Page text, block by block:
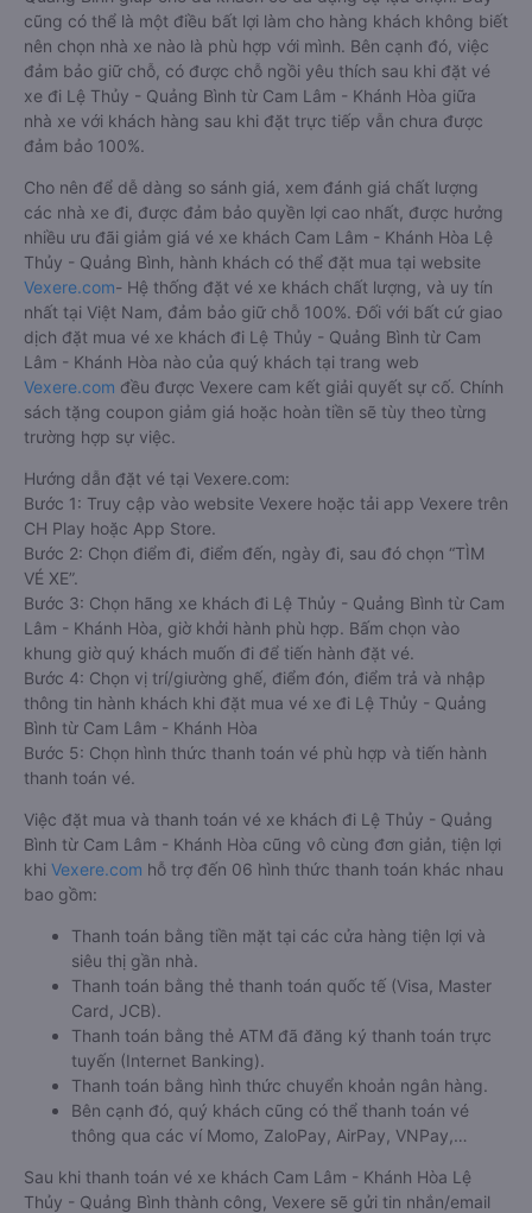
cũng có thể là một điều bất lợi làm cho hàng khách không biết
nên chọn nhà xe nào là phù hợp với mình. Bên cạnh đó, việc
đảm bảo giữ chỗ, có được chỗ ngồi yêu thích sau khi đặt vé
xe đi Lệ Thủy - Quảng Bình từ Cam Lâm - Khánh Hòa giữa
nhà xe với khách hàng sau khi đặt trực tiếp vẫn chưa được
đảm bảo 100%.
Cho nên để dễ dàng so sánh giá, xem đánh giá chất lượng
các nhà xe đi, được đảm bảo quyền lợi cao nhất, được hưởng
nhiều ưu đãi giảm giá vé xe khách Cam Lâm - Khánh Hòa Lệ
Thủy - Quảng Bình, hành khách có thể đặt mua tại website
Vexere.com- Hệ thống đặt vé xe khách chất lượng, và uy tín
nhất tại Việt Nam, đảm bảo giữ chỗ 100%. Đối với bất cứ giao
dịch đặt mua vé xe khách đi Lệ Thủy - Quảng Bình từ Cam
Lâm - Khánh Hòa nào của quý khách tại trang web
Vexere.com đều được Vexere cam kết giải quyết sự cố. Chính
sách tặng coupon giảm giá hoặc hoàn tiền sẽ tùy theo từng
trường hợp sự việc.
Hướng dẫn đặt vé tại Vexere.com:
Bước 1: Truy cập vào website Vexere hoặc tải app Vexere trên
CH Play hoặc App Store.
Bước 2: Chọn điểm đi, điểm đến, ngày đi, sau đó chọn “TÌM
VÉ XE”.
Bước 3: Chọn hãng xe khách đi Lệ Thủy - Quảng Bình từ Cam
Lâm - Khánh Hòa, giờ khởi hành phù hợp. Bấm chọn vào
khung giờ quý khách muốn đi để tiến hành đặt vé.
Bước 4: Chọn vị trí/giường ghế, điểm đón, điểm trả và nhập
thông tin hành khách khi đặt mua vé xe đi Lệ Thủy - Quảng
Bình từ Cam Lâm - Khánh Hòa
Bước 5: Chọn hình thức thanh toán vé phù hợp và tiến hành
thanh toán vé.
Việc đặt mua và thanh toán vé xe khách đi Lệ Thủy - Quảng
Bình từ Cam Lâm - Khánh Hòa cũng vô cùng đơn giản, tiện lợi
khi Vexere.com hỗ trợ đến 06 hình thức thanh toán khác nhau
bao gồm:
Thanh toán bằng tiền mặt tại các cửa hàng tiện lợi và
siêu thị gần nhà.
Thanh toán bằng thẻ thanh toán quốc tế (Visa, Master
Card, JCB).
Thanh toán bằng thẻ ATM đã đăng ký thanh toán trực
tuyến (Internet Banking).
Thanh toán bằng hình thức chuyển khoản ngân hàng.
Bên cạnh đó, quý khách cũng có thể thanh toán vé
thông qua các ví Momo, ZaloPay, AirPay, VNPay,…
Sau khi thanh toán vé xe khách Cam Lâm - Khánh Hòa Lệ
Thủy - Quảng Bình thành công, Vexere sẽ gửi tin nhắn/email